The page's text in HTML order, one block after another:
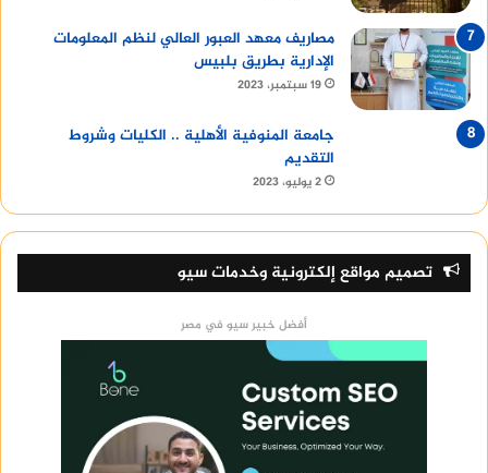
مصاريف معهد العبور العالي لنظم المعلومات
الإدارية بطريق بلبيس
19 سبتمبر، 2023
جامعة المنوفية الأهلية .. الكليات وشروط
التقديم
2 يوليو، 2023
تصميم مواقع إلكترونية وخدمات سيو
أفضل خبير سيو في مصر